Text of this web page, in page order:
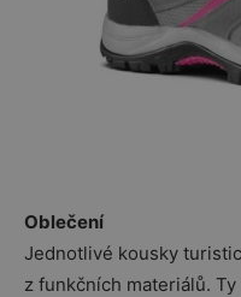
Oblečení
Jednotlivé kousky
z funkčních materiálů.